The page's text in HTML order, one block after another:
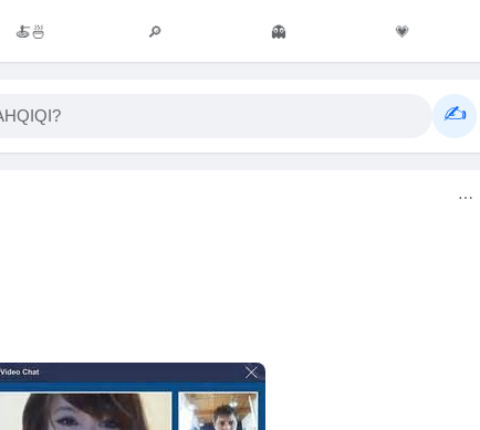
🍝🍜 🔎 👻 💗
✍️
⋯